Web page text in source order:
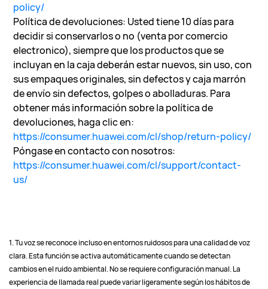
policy/
Política de devoluciones: Usted tiene 10 días para
decidir si conservarlos o no (venta por comercio
electronico), siempre que los productos que se
incluyan en la caja deberán estar nuevos, sin uso, con
sus empaques originales, sin defectos y caja marrón
de envío sin defectos, golpes o abolladuras. Para
obtener más información sobre la política de
devoluciones, haga clic en:
https://consumer.huawei.com/cl/shop/return-policy/
Póngase en contacto con nosotros:
https://consumer.huawei.com/cl/support/contact-
us/
1. Tu voz se reconoce incluso en entornos ruidosos para una calidad de voz
clara. Esta función se activa automáticamente cuando se detectan
cambios en el ruido ambiental. No se requiere configuración manual. La
experiencia de llamada real puede variar ligeramente según los hábitos de